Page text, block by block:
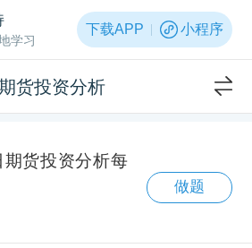
学习
下载APP 小程序
货投资分析
货投资分析每
做题